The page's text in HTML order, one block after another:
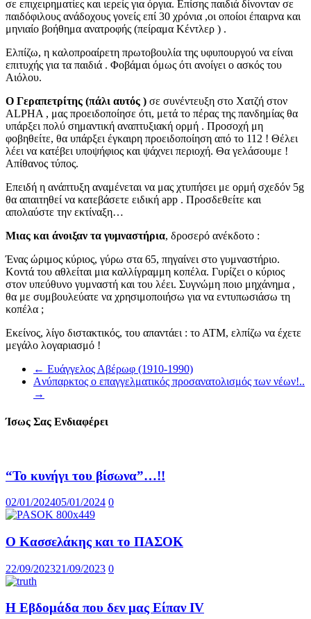
σε επιχειρηματίες και ιερείς για όργια. Επίσης παιδιά δίνονταν σε
παιδόφιλους ανάδοχους γονείς επί 30 χρόνια ,οι οποίοι έπαιρνα και
μηνιαίο βοήθημα ανατροφής (πείραμα Κέντλερ ) .
Ελπίζω, η καλοπροαίρετη πρωτοβουλία της υφυπουργού να είναι
επιτυχής για τα παιδιά . Φοβάμαι όμως ότι ανοίγει ο ασκός του
Αιόλου.
Ο Γεραπετρίτης (πάλι αυτός ) σε συνέντευξη στο Χατζή στον
ALPHA , μας προειδοποίησε ότι, μετά το πέρας της πανδημίας θα
υπάρξει πολύ σημαντική αναπτυξιακή ορμή . Προσοχή μη
φοβηθείτε, θα υπάρξει έγκαιρη προειδοποίηση από το 112 ! Θέλει
λέει να κατέβει υποψήφιος και ψάχνει περιοχή. Θα γελάσουμε !
Απίθανος τύπος.
Επειδή η ανάπτυξη αναμένεται να μας χτυπήσει με ορμή σχεδόν 5g
θα απαιτηθεί να κατεβάσετε ειδική app . Προσδεθείτε και
απολαύστε την εκτίναξη…
Μιας και άνοιξαν τα γυμναστήρια, δροσερό ανέκδοτο :
Ένας ώριμος κύριος, γύρω στα 65, πηγαίνει στο γυμναστήριο.
Κοντά του αθλείται μια καλλίγραμμη κοπέλα. Γυρίζει ο κύριος
στον υπεύθυνο γυμναστή και του λέει. Συγνώμη ποιο μηχάνημα ,
θα με συμβουλεύατε να χρησιμοποιήσω για να εντυπωσιάσω τη
κοπέλα ;
Εκείνος, λίγο διστακτικός, του απαντάει : το ΑΤΜ, ελπίζω να έχετε
μεγάλο λογαριασμό !
← Ευάγγελος Αβέρωφ (1910-1990)
Aνύπαρκτος ο επαγγελματικός προσανατολισμός των νέων!..
→
Ίσως Σας Ενδιαφέρει
“Το κυνήγι του βίσωνα”…!!
02/01/202405/01/2024 0
Ο Κασσελάκης και το ΠΑΣΟΚ
22/09/202321/09/2023 0
Η Εβδομάδα που δεν μας Είπαν IV